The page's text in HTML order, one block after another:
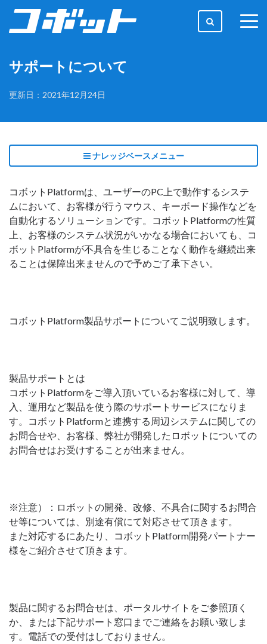
サポートについて
更新日：2021年12月24日
ナレッジベースメニュー
コボットPlatformは、ユーザーのPC上で動作するシステ
ムにおいて、お客様が行うマウス、キーボード操作などを
自動化するソリューションです。コボットPlatformの性質
上、お客様のシステム状況がいかなる場合においても、コ
ボットPlatformが不具合を生じることなく動作を継続出来
ることは保障出来ませんので予めご了承下さい。
コボットPlatform製品サポートについてご説明致します。
製品サポートとは
コボットPlatformをご導入頂いているお客様に対して、導
入、運用など製品を使う際のサポートサービスになりま
す。コボットPlatformと連携する周辺システムに関しての
お問合せや、お客様、弊社が開発したロボットについての
お問合せはお受けすることが出来ません。
※注意）：ロボットの開発、改修、不具合に関するお問合
せ等については、別途有償にて対応させて頂きます。
また対応するにあたり、コボットPlatform開発パートナー
様をご紹介させて頂きます。
製品に関するお問合せは、ポータルサイトをご参照頂く
か、または下記サポート窓口までご連絡をお願い致しま
す。電話での受付はしておりません。